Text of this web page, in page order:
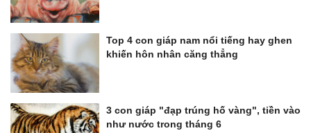
Top 4 con giáp nam nổi tiếng hay ghen
khiến hôn nhân căng thẳng
3 con giáp "đạp trúng hố vàng", tiền vào
như nước trong tháng 6